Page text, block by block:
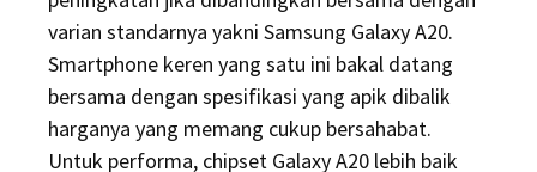
varian standarnya yakni Samsung Galaxy A20.
Smartphone keren yang satu ini bakal datang
bersama dengan spesifikasi yang apik dibalik
harganya yang memang cukup bersahabat.
Untuk performa, chipset Galaxy A20 lebih baik